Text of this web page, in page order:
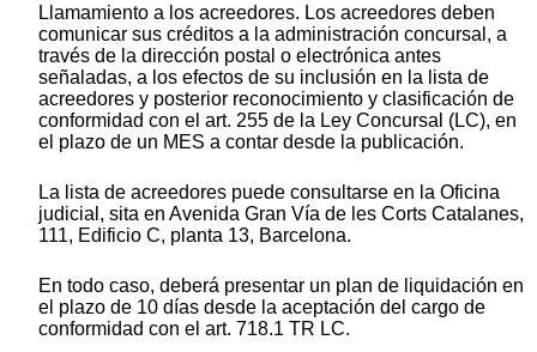
Llamamiento a los acreedores. Los acreedores deben
comunicar sus créditos a la administración concursal, a
través de la dirección postal o electrónica antes
señaladas, a los efectos de su inclusión en la lista de
acreedores y posterior reconocimiento y clasificación de
conformidad con el art. 255 de la Ley Concursal (LC), en
el plazo de un MES a contar desde la publicación.
La lista de acreedores puede consultarse en la Oficina
judicial, sita en Avenida Gran Vía de les Corts Catalanes,
111, Edificio C, planta 13, Barcelona.
En todo caso, deberá presentar un plan de liquidación en
el plazo de 10 días desde la aceptación del cargo de
conformidad con el art. 718.1 TR LC.